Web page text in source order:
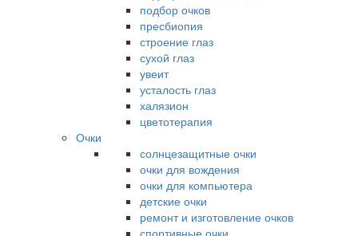
подбор очков
пресбиопия
строение глаз
сухой глаз
увеит
усталость глаз
халязион
цветотерапия
Очки
солнцезащитные очки
очки для вождения
очки для компьютера
детские очки
ремонт и изготовление очков